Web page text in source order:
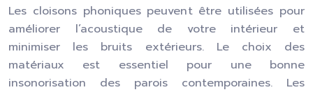
Les cloisons phoniques peuvent être utilisées pour
améliorer l’acoustique de votre intérieur et
minimiser les bruits extérieurs. Le choix des
matériaux est essentiel pour une bonne
insonorisation des parois contemporaines. Les